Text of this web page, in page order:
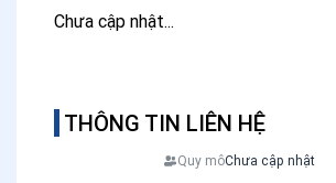
Chưa cập nhật...
THÔNG TIN LIÊN HỆ
Quy môChưa cập nhật